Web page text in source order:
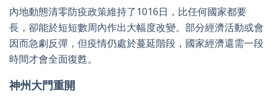
內地動態清零防疫政策維持了1016日，比任何國家都要
長，卻能於短短數周內作出大幅度改變。部分經濟活動或會
因而急劇反彈，但疫情仍處於蔓延階段，國家經濟還需一段
時間才會全面復甦。
神州大門重開